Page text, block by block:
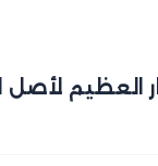
العظيم لأصل